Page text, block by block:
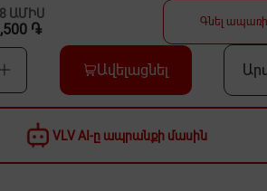
VLV AI-ը ապրանքի մասին
ԱՄԻՍ
֏ Գնել
Ավելացնել